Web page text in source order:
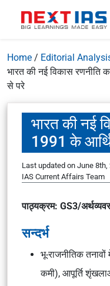
Home / Editorial
भारत की नई विकास रणनीति
से परे
भारत की नई
1991 के
Last updated on June 8th,
IAS Current Affairs Team
पाठ्यक्रम: GS3/
सन्दर्भ
भू-राजनीतिक
कमी), आपूर्ति